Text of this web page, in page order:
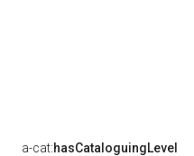
a-cat:hasCataloguingLevel